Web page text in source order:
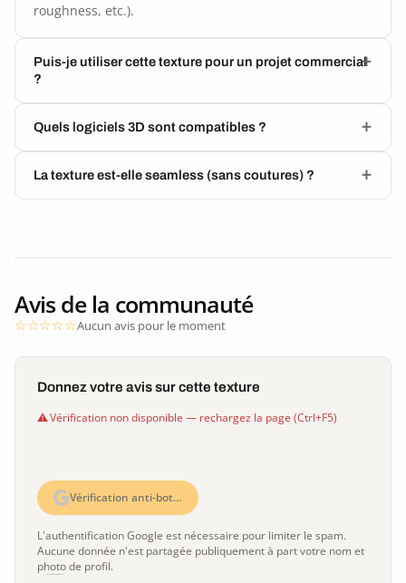
roughness, etc.).
Puis-je utiliser cette texture pour un projet commercial
?
Quels logiciels 3D sont compatibles ?
La texture est-elle seamless (sans coutures) ?
Avis de la communauté
Aucun avis pour le moment
Donnez votre avis sur cette texture
Vérification non disponible — rechargez la page (Ctrl+F5)
Vérification anti-bot…
L'authentification Google est nécessaire pour limiter le spam.
Aucune donnée n'est partagée publiquement à part votre nom et
photo de profil.